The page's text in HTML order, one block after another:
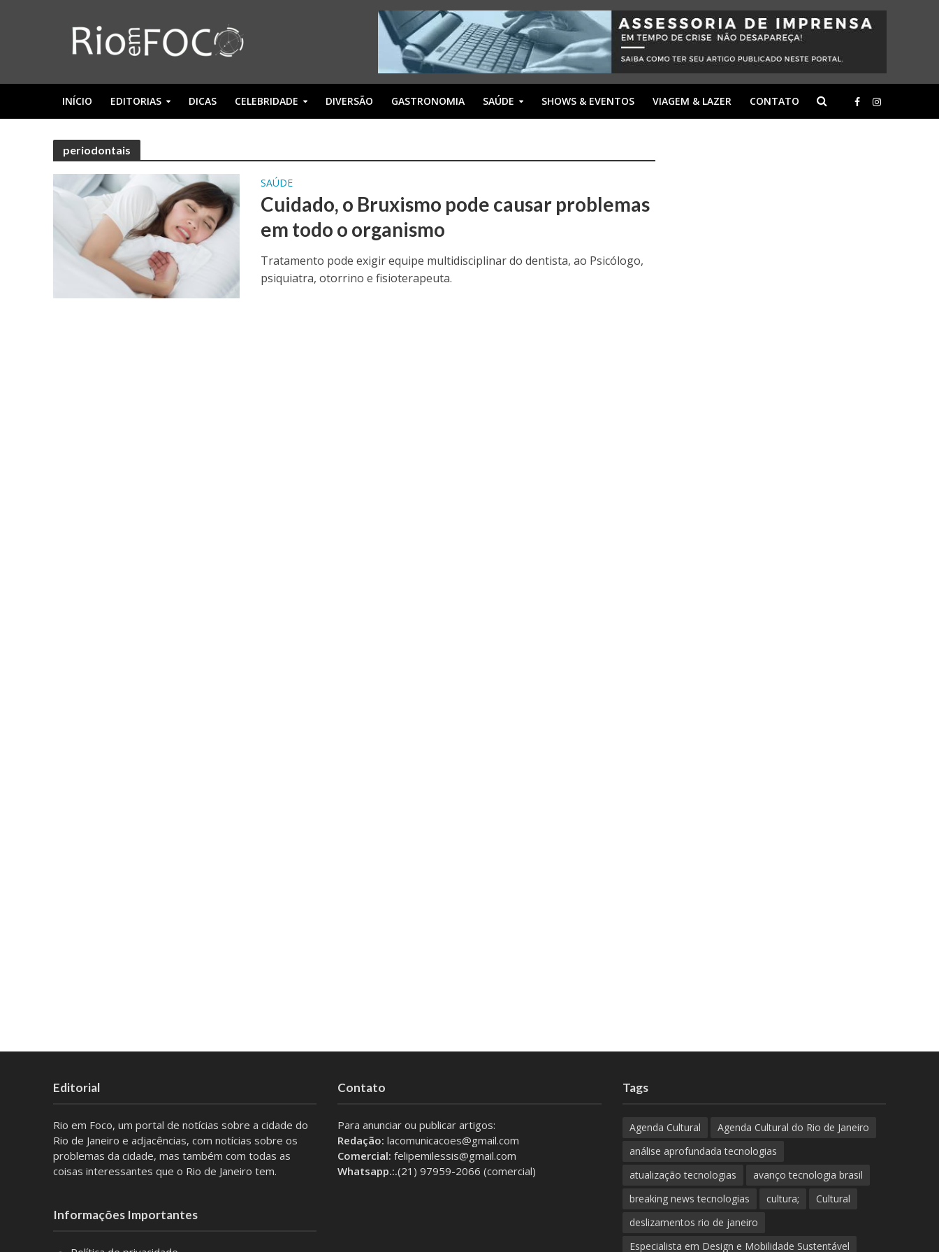
INÍCIO EDITORIAS DICAS CELEBRIDADE DIVERSÃO GASTRONOMIA SAÚDE SHOWS & EVENTOS VIAGEM & LAZER CONTATO
periodontais
SAÚDE
Cuidado, o Bruxismo pode causar problemas
em todo o organismo
Tratamento pode exigir equipe multidisciplinar do dentista, ao Psicólogo,
psiquiatra, otorrino e fisioterapeuta.
Editorial
Rio em Foco, um portal de notícias sobre a cidade do
Rio de Janeiro e adjacências, com notícias sobre os
problemas da cidade, mas também com todas as
coisas interessantes que o Rio de Janeiro tem.
Informações Importantes
Contato
Para anunciar ou publicar artigos:
Redação: lacomunicacoes@gmail.com
Comercial: felipemilessis@gmail.com
Whatsapp.:.(21) 97959-2066 (comercial)
Tags
Agenda Cultural
Agenda Cultural do Rio de Janeiro
análise aprofundada tecnologias
atualização tecnologias
avanço tecnologia brasil
breaking news tecnologias
cultura;
Cultural
deslizamentos rio de janeiro
Especialista em Design e Mobilidade Sustentável